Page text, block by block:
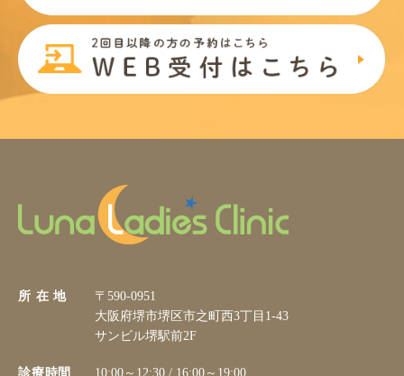
所 在 地
〒590-0951
大阪府堺市堺区市之町西3丁目1-43
サンビル堺駅前2F
診療時間 10:00～12:30 / 16:00～19:00